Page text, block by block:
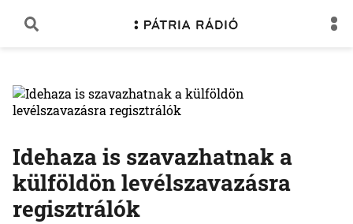
Idehaza is szavazhatnak a
külföldön levélszavazásra
regisztrálók